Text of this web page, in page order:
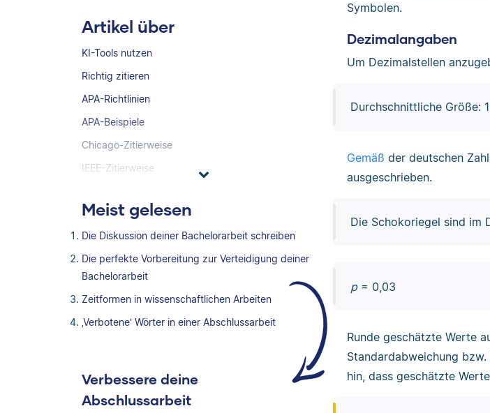
Artikel über
KI-Tools nutzen
Richtig zitieren
APA-Richtlinien
APA-Beispiele
Chicago-Zitierweise
IEEE-Zitierweise
Meist gelesen
Die Diskussion deiner Bachelorarbeit schreiben
Die perfekte Vorbereitung zur Verteidigung deiner
Bachelorarbeit
Zeitformen in wissenschaftlichen Arbeiten
‚Verbotene‘ Wörter in einer Abschlussarbeit
Verbessere deine
Abschlussarbeit
Symbolen.
Dezimalangaben
Um Dezimalstellen
Durchschnittliche Größe:
Gemäß der deutschen
ausgeschrieben.
Die Schokoriegel sind im
p= 0,03
Runde geschätzte Werte
Standardabweichung
hin, dass geschätzte